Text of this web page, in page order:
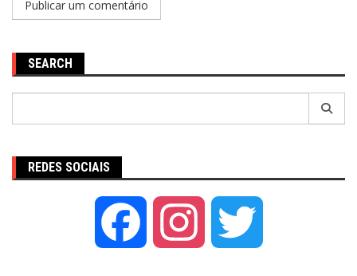
SEARCH
REDES SOCIAIS
Facebook Instagram